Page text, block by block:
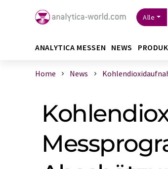
Alle
ANALYTICA MESSEN NEWS
Home News